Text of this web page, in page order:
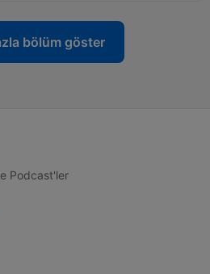
bölüm göster
Podcast'ler